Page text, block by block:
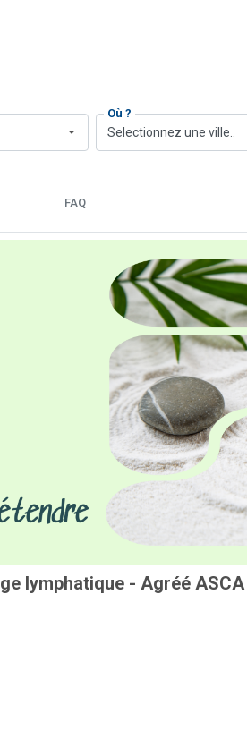
Où ?
Selectionnez une ville..
FAQ
lymphatique - Agréé ASCA